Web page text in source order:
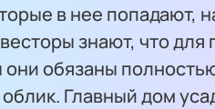
в нее попадают,
знают, что для
они обязаны
Главный дом